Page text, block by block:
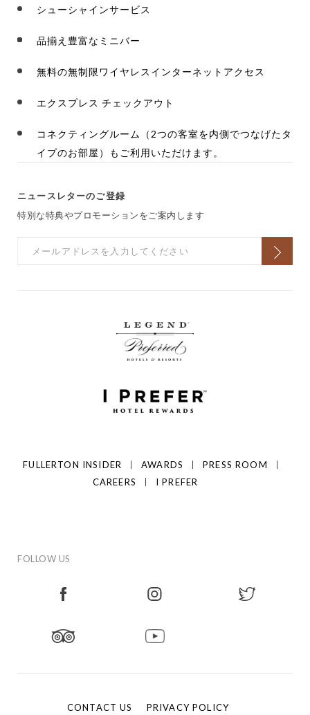
シューシャインサービス
品揃え豊富なミニバー
無料の無制限ワイヤレスインターネットアクセス
エクスプレス チェックアウト
コネクティングルーム（2つの客室を内側でつなげたタ
イプのお部屋）もご利用いただけます。
ニュースレターのご登録
特別な特典やプロモーションをご案内します
FULLERTON INSIDER AWARDS
PRESS ROOM
CAREERS
I PREFER
FOLLOW US
CONTACT US PRIVACY POLICY